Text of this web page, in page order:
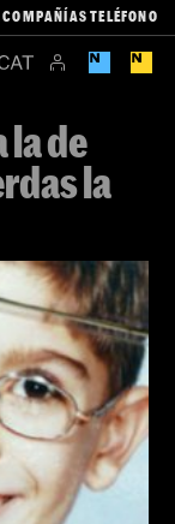
COMPAÑÍAS TELÉFONO
la de
la